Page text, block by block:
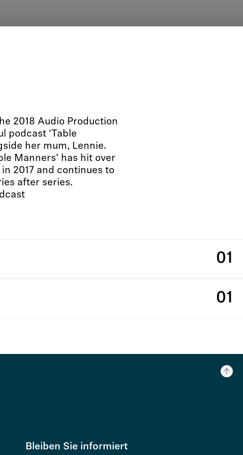
2018 Audio Production
podcast ‘Table
her mum, Lennie.
Manners’ has hit over
2017 and continues to
after series.
01
01
Bleiben Sie informiert